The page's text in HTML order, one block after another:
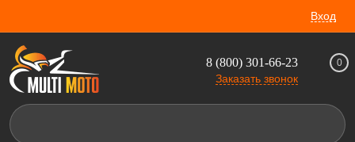
Вход
8 (800) 301-66-23
Заказать звонок
0